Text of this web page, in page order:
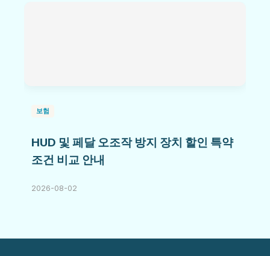
보험
HUD 및 페달 오조작 방지 장치 할인 특약
조건 비교 안내
2026-08-02